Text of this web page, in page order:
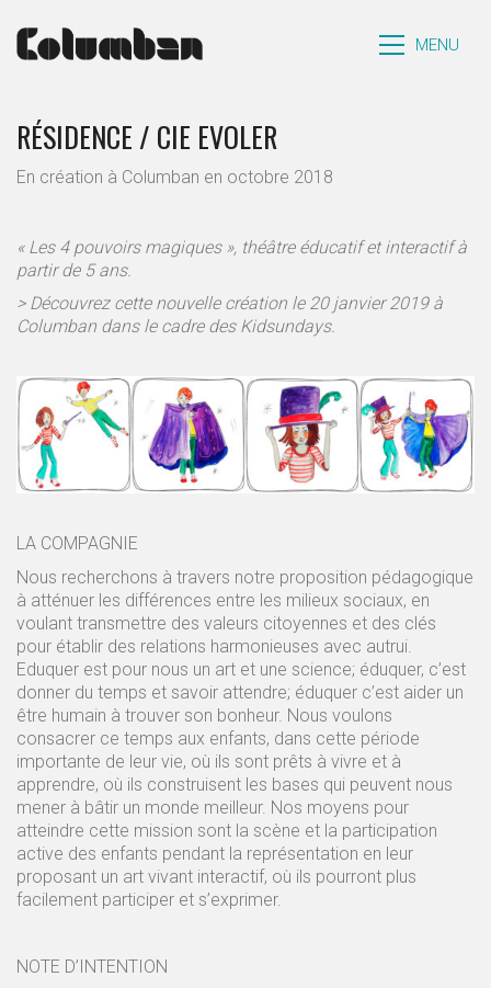
MENU
RÉSIDENCE / CIE EVOLER
En création à Columban en octobre 2018
« Les 4 pouvoirs magiques », théâtre éducatif et interactif à
partir de 5 ans.
> Découvrez cette nouvelle création le 20 janvier 2019 à
Columban dans le cadre des Kidsundays.
LA COMPAGNIE
Nous recherchons à travers notre proposition pédagogique
à atténuer les différences entre les milieux sociaux, en
voulant transmettre des valeurs citoyennes et des clés
pour établir des relations harmonieuses avec autrui.
Eduquer est pour nous un art et une science; éduquer, c’est
donner du temps et savoir attendre; éduquer c’est aider un
être humain à trouver son bonheur. Nous voulons
consacrer ce temps aux enfants, dans cette période
importante de leur vie, où ils sont prêts à vivre et à
apprendre, où ils construisent les bases qui peuvent nous
mener à bâtir un monde meilleur. Nos moyens pour
atteindre cette mission sont la scène et la participation
active des enfants pendant la représentation en leur
proposant un art vivant interactif, où ils pourront plus
facilement participer et s’exprimer.
NOTE D’INTENTION